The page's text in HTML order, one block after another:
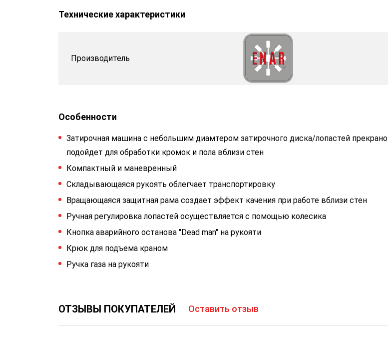
Технические характеристики
Производитель
Особенности
Затирочная машина с небольшим диамтером затирочного диска/лопастей прекрано
подойдет для обработки кромок и пола вблизи стен
Компактный и маневренный
Складывающаяся рукоять облегчает транспортировку
Вращающаяся защитная рама создает эффект качения при работе вблизи стен
Ручная регулировка лопастей осуществляется с помощью колесика
Кнопка аварийного останова "Dead man" на рукояти
Крюк для подъема краном
Ручка газа на рукояти
ОТЗЫВЫ ПОКУПАТЕЛЕЙ Оставить отзыв